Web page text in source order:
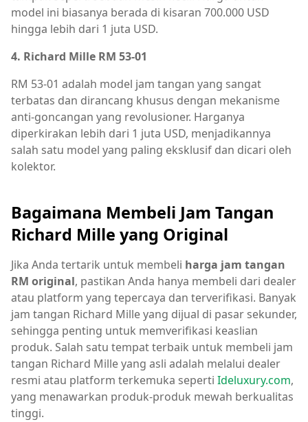
model ini biasanya berada di kisaran 700.000 USD
hingga lebih dari 1 juta USD.
4. Richard Mille RM 53-01
RM 53-01 adalah model jam tangan yang sangat
terbatas dan dirancang khusus dengan mekanisme
anti-goncangan yang revolusioner. Harganya
diperkirakan lebih dari 1 juta USD, menjadikannya
salah satu model yang paling eksklusif dan dicari oleh
kolektor.
Bagaimana Membeli Jam Tangan
Richard Mille yang Original
Jika Anda tertarik untuk membeli harga jam tangan
RM original, pastikan Anda hanya membeli dari dealer
atau platform yang tepercaya dan terverifikasi. Banyak
jam tangan Richard Mille yang dijual di pasar sekunder,
sehingga penting untuk memverifikasi keaslian
produk. Salah satu tempat terbaik untuk membeli jam
tangan Richard Mille yang asli adalah melalui dealer
resmi atau platform terkemuka seperti Ideluxury.com,
yang menawarkan produk-produk mewah berkualitas
tinggi.